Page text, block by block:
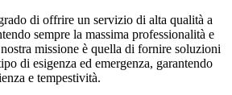
di offrire un servizio di alta qualità a
sempre la massima professionalità e
missione è quella di fornire soluzioni
di esigenza ed emergenza, garantendo
e tempestività.